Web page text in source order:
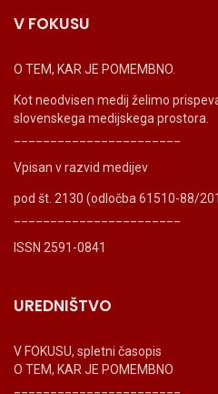
V FOKUSU
O TEM, KAR JE POMEMBNO.
Kot neodvisen medij želimo
slovenskega medijskega prostora.
Vpisan v razvid medijev
pod št. 2130 (odločba 61510-88/
ISSN 2591-0841
UREDNIŠTVO
V FOKUSU, spletni časopis
O TEM, KAR JE POMEMBNO